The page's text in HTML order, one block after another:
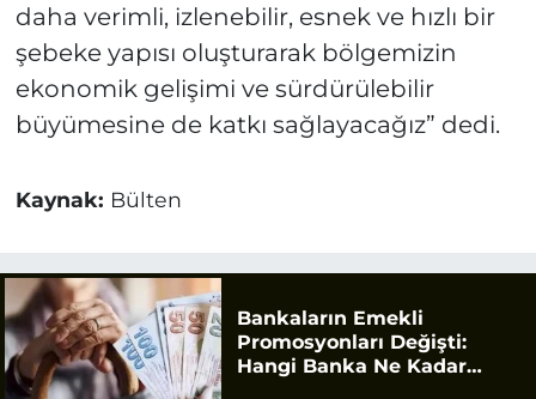
daha verimli, izlenebilir, esnek ve hızlı bir
şebeke yapısı oluşturarak bölgemizin
ekonomik gelişimi ve sürdürülebilir
büyümesine de katkı sağlayacağız” dedi.
Kaynak: Bülten
Bankaların Emekli
Promosyonları Değişti:
Hangi Banka Ne Kadar